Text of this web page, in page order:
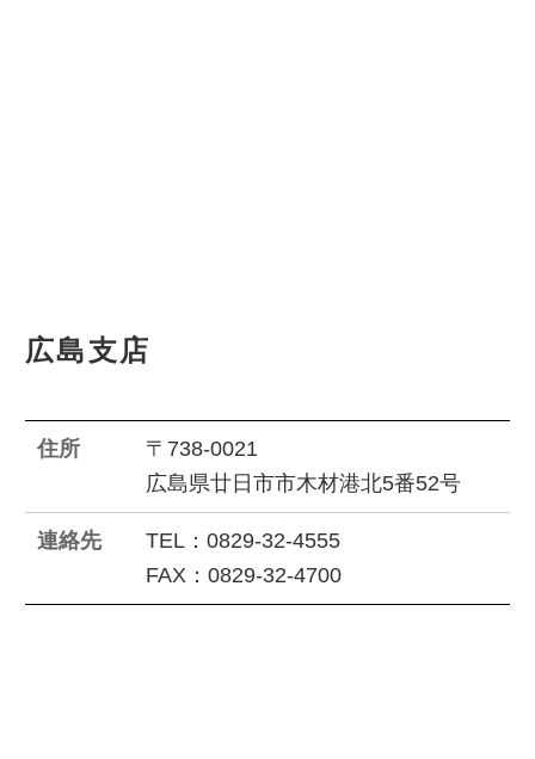
広島支店
住所
〒738-0021
広島県廿日市市木材港北5番52号
連絡先
TEL：0829-32-4555
FAX：0829-32-4700